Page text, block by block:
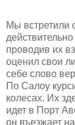
Мы встретили
проводив их
оценил свои
себе слово
По Салоу
колесах. Их
идет в Порт
он въезжает